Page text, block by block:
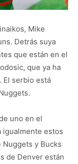
Mike
Detrás suya
que están en el
que ya ha
El serbio está
uno en el
igualmente estos
Nuggets y Bucks
de Denver están